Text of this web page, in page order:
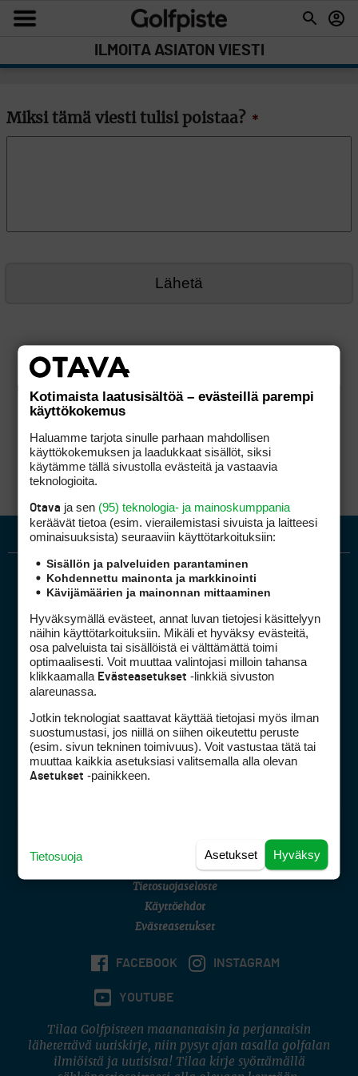
ILMOITA ASIATON VIESTI
Miksi tämä viesti tulisi poistaa? *
Golfpiste mediakortti
Golfpisteen yhteystiedot
DSA avoimuusraportti
Asiakaspalvelu
(digi) digi@otavamedia.fi
Tietosuojaseloste
Käyttöehdot
Evästeasetukset
FACEBOOK INSTAGRAM
YOUTUBE
Tilaa Golfpisteen maanantaisin ja perjantaisin
lähetettävä uutiskirje, niin pysyt ajan tasalla golfalan
ilmiöistä ja uutisista! Tilaa kirje syöttämällä
Kotimaista laatusisältöä – evästeillä parempi
käyttökokemus
Haluamme tarjota sinulle parhaan mahdollisen
käyttökokemuksen ja laadukkaat sisällöt, siksi
käytämme tällä sivustolla evästeitä ja vastaavia
teknologioita.
Otava ja sen (95) teknologia- ja mainoskumppania
keräävät tietoa (esim. vierailemis­tasi sivuista ja laitteesi
ominaisuuk­sista) seuraaviin käyttötarkoituksiin:
Sisällön ja palveluiden parantaminen
Kohdennettu mainonta ja markkinointi
Kävijämäärien ja mainonnan mittaaminen
Hyväksymällä evästeet, annat luvan tietojesi käsittelyyn
näihin käyttötarkoituksiin. Mikäli et hyväksy evästeitä,
osa palveluista tai sisällöistä ei välttämättä toimi
optimaalisesti. Voit muuttaa valintojasi milloin tahansa
klikkaamalla Evästeasetukset -linkkiä sivuston
alareunassa.
Jotkin teknologiat saattavat käyttää tietojasi myös ilman
suostumustasi, jos niillä on siihen oikeutettu peruste
(esim. sivun tekninen toimivuus). Voit vastustaa tätä tai
muuttaa kaikkia asetuksiasi valitsemalla alla olevan
Asetukset -painikkeen.
Hyväksy
Asetukset
Tietosuoja